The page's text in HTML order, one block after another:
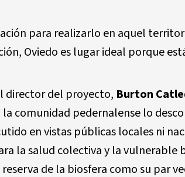
para realizarlo en aquel
Oviedo es lugar ideal porque
director del proyecto, Burton
comunidad pedernalense lo
en vistas públicas locales ni
la salud colectiva y la vulnerable
reserva de la biosfera como su par